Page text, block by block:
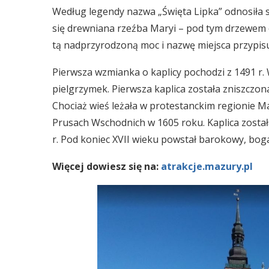
Według legendy nazwa „Święta Lipka”
się drewniana rzeźba Maryi – pod tym
tą nadprzyrodzoną moc i nazwę miejsca
Pierwsza wzmianka o kaplicy pochodzi z 1491 r.
pielgrzymek. Pierwsza kaplica została
Chociaż wieś leżała w protestanckim regionie
Prusach Wschodnich w 1605 roku. Kaplica
r. Pod koniec XVII wieku powstał barokowy,
Więcej dowiesz się na: atrakcje.mazury.pl